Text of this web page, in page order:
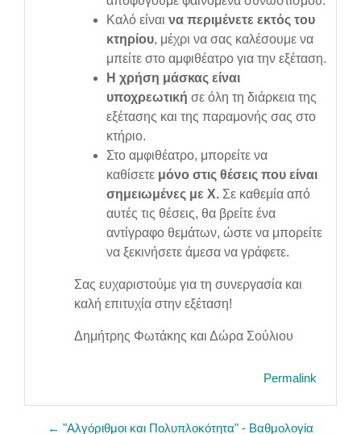
Καλό είναι να περιμένετε εκτός του
κτηρίου, μέχρι να σας καλέσουμε να
μπείτε στο αμφιθέατρο για την εξέταση.
Η χρήση μάσκας είναι
υποχρεωτική σε όλη τη διάρκεια της
εξέτασης και της παραμονής σας στο
κτήριο.
Στο αμφιθέατρο, μπορείτε να
καθίσετε μόνο στις θέσεις που είναι
σημειωμένες με Χ. Σε καθεμία από
αυτές τις θέσεις, θα βρείτε ένα
αντίγραφο θεμάτων, ώστε να μπορείτε
να ξεκινήσετε άμεσα να γράφετε.
Σας ευχαριστούμε για τη συνεργασία και
καλή επιτυχία στην εξέταση!
Δημήτρης Φωτάκης και Δώρα Σούλιου
Permalink
← "Αλγόριθμοι και Πολυπλοκότητα" - Βαθμολογία